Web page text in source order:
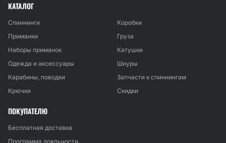
КАТАЛОГ
Спиннинги
Коробки
Приманки
Груза
Наборы приманок
Катушки
Одежда и аксессуары
Шнуры
Карабины, поводки
Запчасти к спиннингам
Крючки
Скидки
ПОКУПАТЕЛЮ
Бесплатная доставка
Программа лояльности